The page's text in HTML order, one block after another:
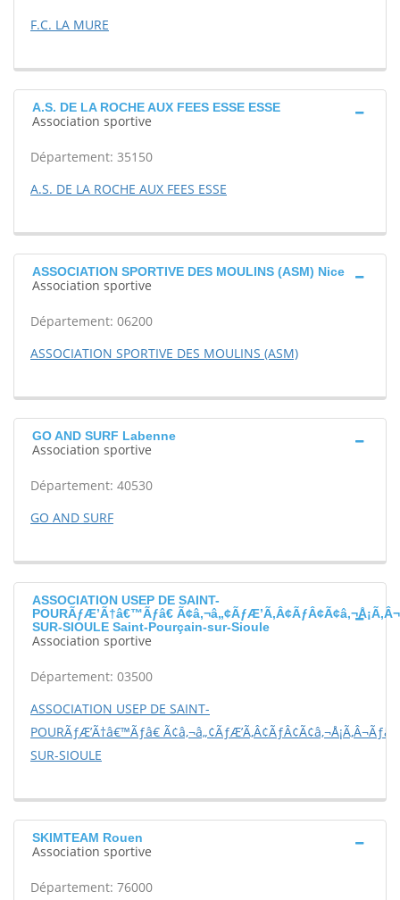
F.C. LA MURE
A.S. DE LA ROCHE AUX FEES ESSE ESSE
Association sportive
Département: 35150
A.S. DE LA ROCHE AUX FEES ESSE
ASSOCIATION SPORTIVE DES MOULINS (ASM) Nice
Association sportive
Département: 06200
ASSOCIATION SPORTIVE DES MOULINS (ASM)
GO AND SURF Labenne
Association sportive
Département: 40530
GO AND SURF
ASSOCIATION USEP DE SAINT-
POURÃƒÆ’Ã†â€™Ãƒâ€
SUR-SIOULE Saint-Pourçain-sur-Sioule
Association sportive
Département: 03500
ASSOCIATION USEP DE SAINT-
POURÃƒÆ’Ã†â€™Ãƒâ€
SUR-SIOULE
SKIMTEAM Rouen
Association sportive
Département: 76000